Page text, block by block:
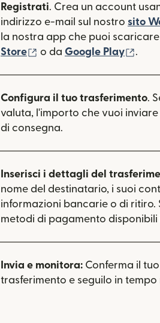
Registrati. Crea un account
indirizzo e-mail sul nostro sito
la nostra app che puoi
Store
(si apre in una nuova
o da Google Play .
Configura il tuo trasferimento.
valuta, l'importo che vuoi
di consegna.
Inserisci i dettagli del
nome del destinatario, i suoi
informazioni bancarie o di ritiro.
metodi di pagamento disponibili
Invia e monitora: Conferma il tuo
trasferimento e seguilo in tempo